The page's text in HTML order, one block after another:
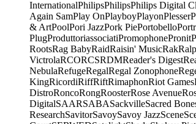
InternationalPhilipsPhilipsPhilips Digital
Again SamPlay OnPlayboyPlayonPlesser
& ArtPoolPori JazzPork PiePortobello
PlugProduttoriassociatiPromophonePronit
RootsRag BabyRaidRaisin' MusicRak
VictrolaRCORCSRDMReader's Digest
NebulaRefugeRegalRegal Zonophone
KingRicordiRiffRiftRimaphonRiot Games
DistroRoncoRongRoosterRose Avenue
DigitalSAARSABASackvilleSacred
ResearchSavitorSavoySavoy JazzScene